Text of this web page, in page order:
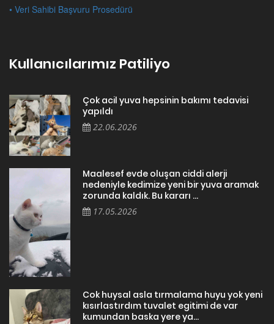
• Veri Sahibi Başvuru Prosedürü
Kullanıcılarımız Patiliyo
Çok acil yuva hepsinin bakımı tedavisi
yapıldı
22.06.2026
Maalesef evde oluşan ciddi alerji
nedeniyle kedimize yeni bir yuva aramak
zorunda kaldık. Bu kararı ...
17.05.2026
Cok huysal asla tırmalama huyu yok yeni
kısırlastırdım tuvalet egitimi de var
kumundan baska yere ya...